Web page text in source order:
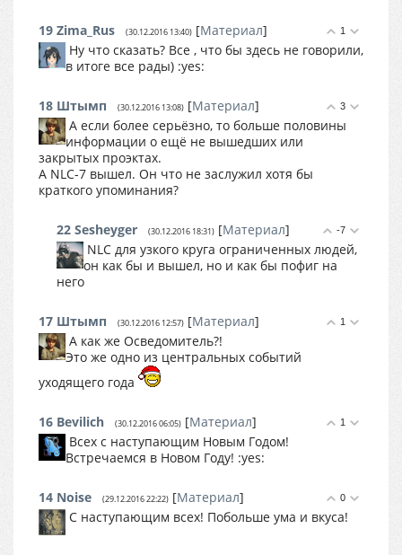
1
19 Zima_Rus (30.12.2016 13:40) [Материал]
Ну что сказать? Все , что бы здесь не говорили,
в итоге все рады) :yes:
3
18 Штымп (30.12.2016 13:08) [Материал]
А если более серьёзно, то больше половины
информации о ещё не вышедших или
закрытых проэктах.
А NLC-7 вышел. Он что не заслужил хотя бы
краткого упоминания?
-7
22 Sesheyger (30.12.2016 18:31) [Материал]
NLC для узкого круга ограниченных людей,
он как бы и вышел, но и как бы пофиг на
него
1
17 Штымп (30.12.2016 12:57) [Материал]
А как же Осведомитель?!
Это же одно из центральных событий
уходящего года
1
16 Bevilich (30.12.2016 06:05) [Материал]
Всех с наступающим Новым Годом!
Встречаемся в Новом Году! :yes:
0
14 Noise (29.12.2016 22:22) [Материал]
С наступающим всех! Побольше ума и вкуса!